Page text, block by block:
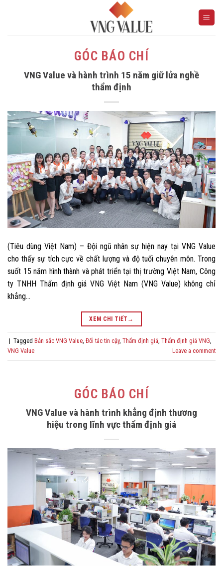
GÓC BÁO CHÍ
VNG Value và hành trình 15 năm giữ lửa nghề
thẩm định
(Tiêu dùng Việt Nam) – Đội ngũ nhân sự hiện nay tại VNG Value
cho thấy sự tích cực về chất lượng và độ tuổi chuyên môn. Trong
suốt 15 năm hình thành và phát triển tại thị trường Việt Nam, Công
ty TNHH Thẩm định giá VNG Việt Nam (VNG Value) không chỉ
khẳng…
XEM CHI TIẾT →
| Tagged Bản sắc VNG Value, Đối tác tin cậy, Thẩm định giá, Thẩm định giá VNG,
VNG Value
Leave a comment
GÓC BÁO CHÍ
VNG Value và hành trình khẳng định thương
hiệu trong lĩnh vực thẩm định giá